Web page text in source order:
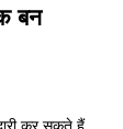
बन